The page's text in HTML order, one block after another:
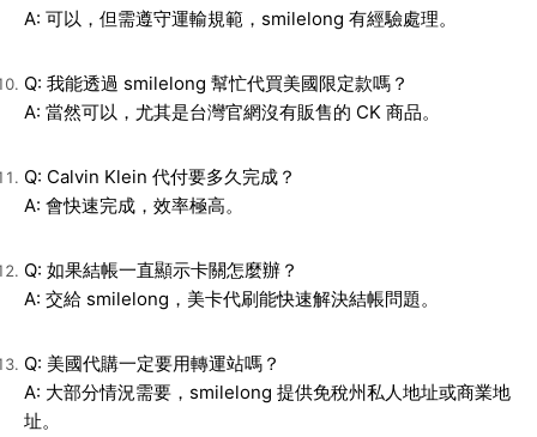
A: 可以，但需遵守運輸規範，smilelong 有經驗處理。
Q: 我能透過 smilelong 幫忙代買美國限定款嗎？
A: 當然可以，尤其是台灣官網沒有販售的 CK 商品。
Q: Calvin Klein 代付要多久完成？
A: 會快速完成，效率極高。
Q: 如果結帳一直顯示卡關怎麼辦？
A: 交給 smilelong，美卡代刷能快速解決結帳問題。
Q: 美國代購一定要用轉運站嗎？
A: 大部分情況需要，smilelong 提供免稅州私人地址或商業地
址。